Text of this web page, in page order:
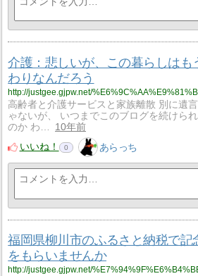
介護：悲しいが、この暮らしはも
わりなんだろう
高齢者と介護サービスと家族離散 別に遺
ゃないが、 いつまでこのブログを続けら
のか わ…
10年前
いいね！
0 あらっち
福岡県柳川市のふるさと納税で記
をもらいませんか